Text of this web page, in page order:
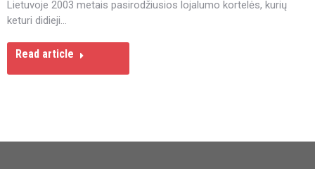
Lietuvoje 2003 metais pasirodžiusios lojalumo kortelės, kurių
keturi didieji…
Read article